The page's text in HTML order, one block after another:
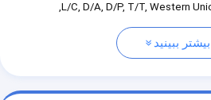
L/C, D/A, D/P, T/T, Western
بیشتر ببینید